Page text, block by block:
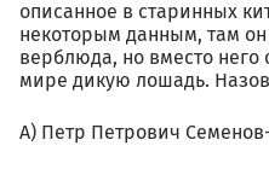
описанное в старинных
некоторым данным, там
верблюда, но вместо него
мире дикую лошадь.
А) Петр Петрович